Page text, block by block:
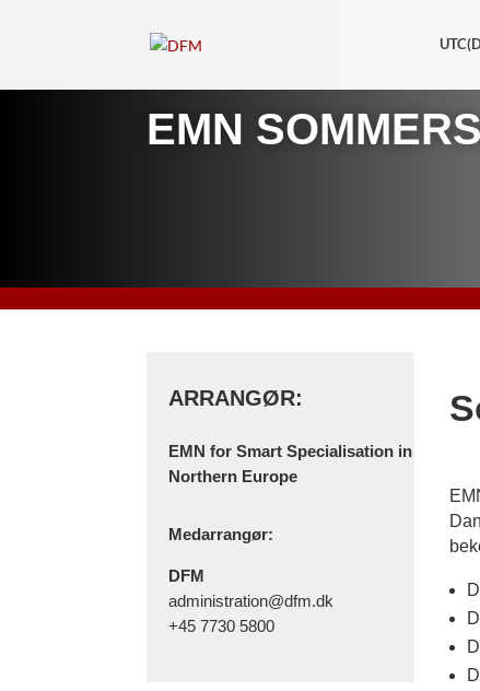
EMN
ARRANGØR:
EMN for Smart Specialisation in
Northern Europe
Medarrangør:
DFM
administration@dfm.dk
+45 7730 5800